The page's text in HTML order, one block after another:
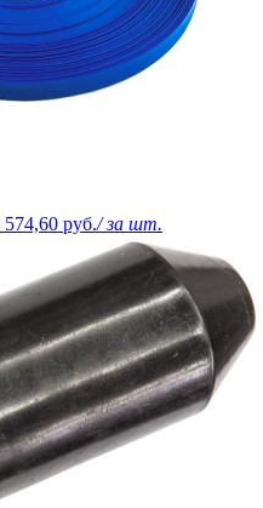
574,60 руб./ за шт.